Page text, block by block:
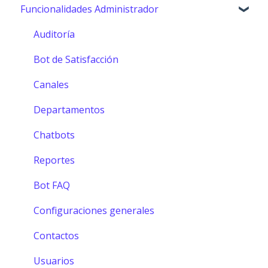
Consola (Agentes)
Configuración Agentes
Herramientas y funciones
MCP
Funcionalidades Administrador
Auditoría
Bot de Satisfacción
Canales
Departamentos
Chatbots
Reportes
Bot FAQ
Configuraciones generales
Contactos
Usuarios